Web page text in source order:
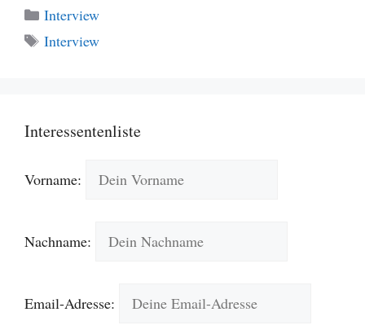
Kategorien
Interview
Schlagwörter
Interview
Interessentenliste
Vorname:
Nachname:
Email-Adresse: